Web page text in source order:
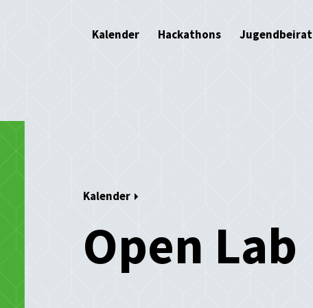
Kalender Hackathons Jugendbeirat
Kalender
Open Lab